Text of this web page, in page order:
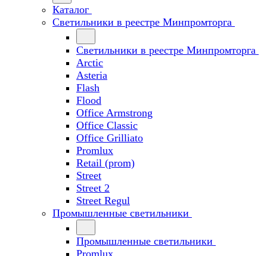
Каталог
Светильники в реестре Минпромторга
Светильники в реестре Минпромторга
Arctic
Asteria
Flash
Flood
Office Armstrong
Office Classic
Office Grilliato
Promlux
Retail (prom)
Street
Street 2
Street Regul
Промышленные светильники
Промышленные светильники
Promlux